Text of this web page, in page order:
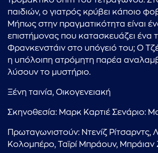
παιδιών, ο γιατρός κρύβει κάποιο
Μήπως στην πραγματικότητα είναι
επιστήμονας που κατασκευάζει ένα
Φρανκενστάιν στο υπόγειό του; Ο
η υπόλοιπη ατρόμητη παρέα
λύσουν το μυστήριο.
Ξένη ταινία, Οικογενειακή
Σκηνοθεσία: Μαρκ Καρτιέ Σενάριο:
Πρωταγωνιστούν: Ντενίζ Ρίτσαρντς,
Κολομπέρο, Ταϊρί Μπράουν, Μπράιαν